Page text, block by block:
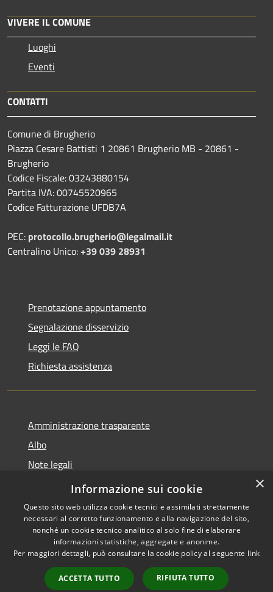
VIVERE IL COMUNE
Luoghi
Eventi
CONTATTI
Comune di Brugherio
Piazza Cesare Battisti 1 20861 Brugherio MB - 20861 -
Brugherio
Codice Fiscale: 03243880154
Partita IVA: 00745520965
Codice Fatturazione UFDB7A
PEC: protocollo.brugherio@legalmail.it
Centralino Unico:+39 039 28931
Prenotazione appuntamento
Segnalazione disservizio
Leggi le FAQ
Richiesta assistenza
Amministrazione trasparente
Albo
Note legali
Dichiarazione di accessibilità
Accessibilità
Copyright © 2026 • Città di
Brugherio • Powered by
Municipium•
Accesso
×
Informazione sui cookie
Questo sito web utilizza cookie tecnici e assimilati strettamente
necessari al corretto funzionamento e alla navigazione del sito,
nonché un cookie tecnico analitico al solo fine di elaborare
informazioni statistiche, aggregate e anonime.
Per maggiori dettagli, può consultare la cookie policy al seguente link
ACCETTA TUTTO RIFIUTA TUTTO